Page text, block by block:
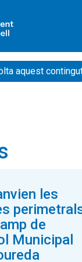
aquest
les
de
Municipal